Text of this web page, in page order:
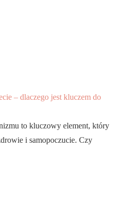
– dlaczego jest kluczem do
to kluczowy element, który
i samopoczucie. Czy